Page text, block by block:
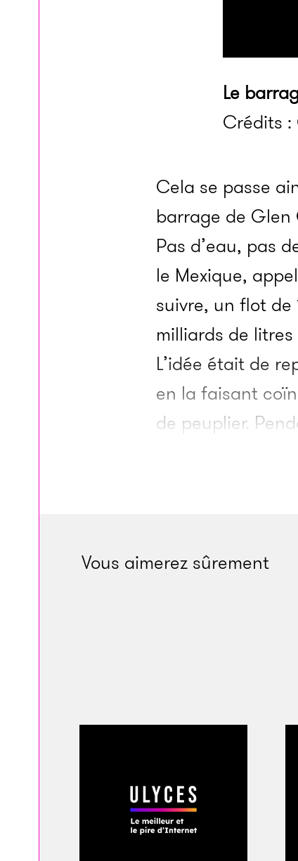
Le
Crédits :
Cela se passe
barrage de Glen
Pas d’eau, pas
le Mexique,
suivre, un flot de
milliards de
L’idée était de
en la faisant
de peuplier.
les séries de
titanesque
d’Éden. Et la
car l’Ouest est
Vous aimerez sûrement